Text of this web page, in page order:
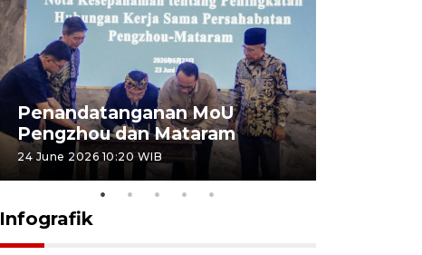
Penandatanganan MoU
Pengzhou dan Mataram
24 June 2026 10:20 WIB
Infografik